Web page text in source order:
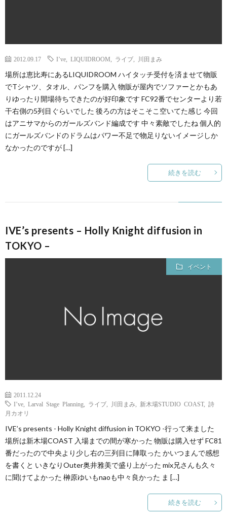
2012.09.17 I’ve LIQUIDROOM ライブ 川田まみ
場所は恵比寿にあるLIQUIDROOM ハイタッチ受付を済ませて物販
でTシャツ、タオル、パンフを購入 物販が屋内でソファーとかもあ
りゆったり開場待ちできたのが好印象です FC92番でセンターより若
干右側の5列目ぐらいでした 後ろの方はそこそこ空いてた感じ 今回
はアニサマからのガールズバンド編成です 中々素敵でしたね 個人的
にガールズバンドのドラムはパワー不足で物足りないイメージしか
なかったのですが […]
続きを読む
IVE’s presents – Holly Knight diffusion in
TOKYO –
イベント
2011.12.24
I’ve
Larval Stage Planning ライブ 川田まみ 新木場STUDIO COAST, 詩
月カオリ
IVE’s presents - Holly Knight diffusion in TOKYO -行って来ました
場所は新木場COAST 入場までの間が寒かった 物販は購入せず FC81
番だったので中央より少し右の三列目に陣取った かいつまんで感想
を書くと いきなりOuter奥井雅美で盛り上がった mix兄さんも久々
に聞けてよかった 榊原ゆいもnaoも中々良かった ま […]
続きを読む